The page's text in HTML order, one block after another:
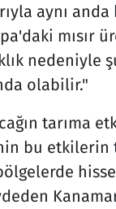
aynı anda
mısır
nedeniyle
olabilir."
tarıma
bu etkilerin